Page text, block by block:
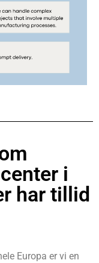
i
har tillid
Europa er vi en